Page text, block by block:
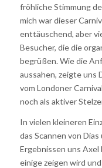
fröhliche Stimmung
mich war dieser
enttäuschend, aber
Besucher, die die
begrüßen. Wie die
aussahen, zeigte uns
vom Londoner
noch als aktiver
In vielen kleineren
das Scannen von
Ergebnissen uns
einige zeigen wird